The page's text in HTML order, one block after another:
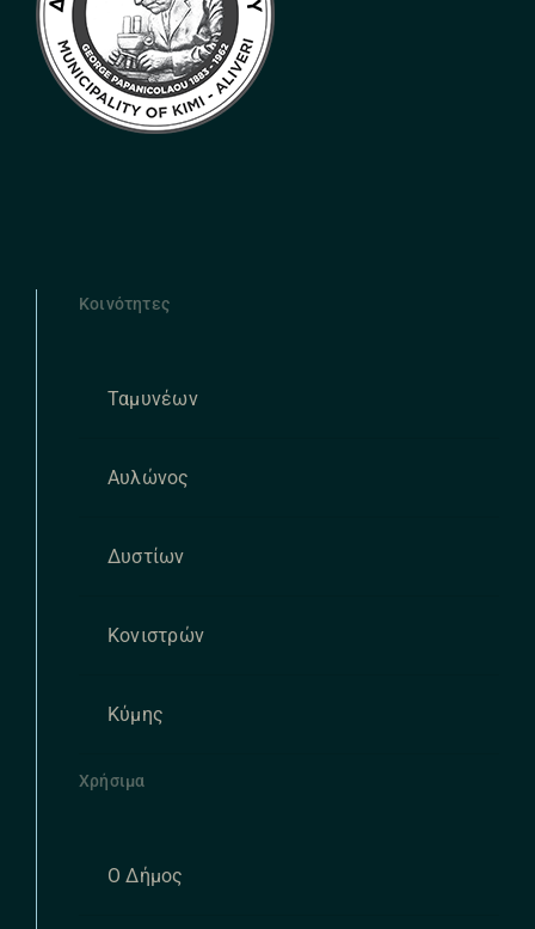
Κοινότητες
Ταμυνέων
Αυλώνος
Δυστίων
Κονιστρών
Κύμης
Χρήσιμα
Ο Δήμος